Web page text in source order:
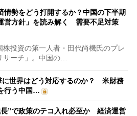
情勢をどう打開するか？中国の下半期
営方針」を読み解く 需要不足対策
投資の第一人者・田代尚機氏のプレ
サーチ」。中国の…
世界はどう対応するのか？ 米財務
行う中国…
”で政策のテコ入れ必至か 経済運営